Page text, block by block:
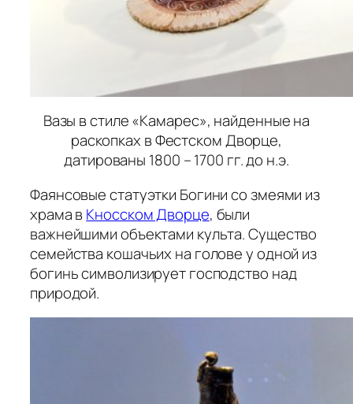
Вазы в стиле «Камарес», найденные на
раскопках в Фестском Дворце,
датированы 1800 – 1700 гг. до н.э.
Фаянсовые статуэтки Богини со змеями из
храма вКносском Дворце, были
важнейшими объектами культа. Существо
семейства кошачьих на голове у одной из
богинь символизирует господство над
природой.